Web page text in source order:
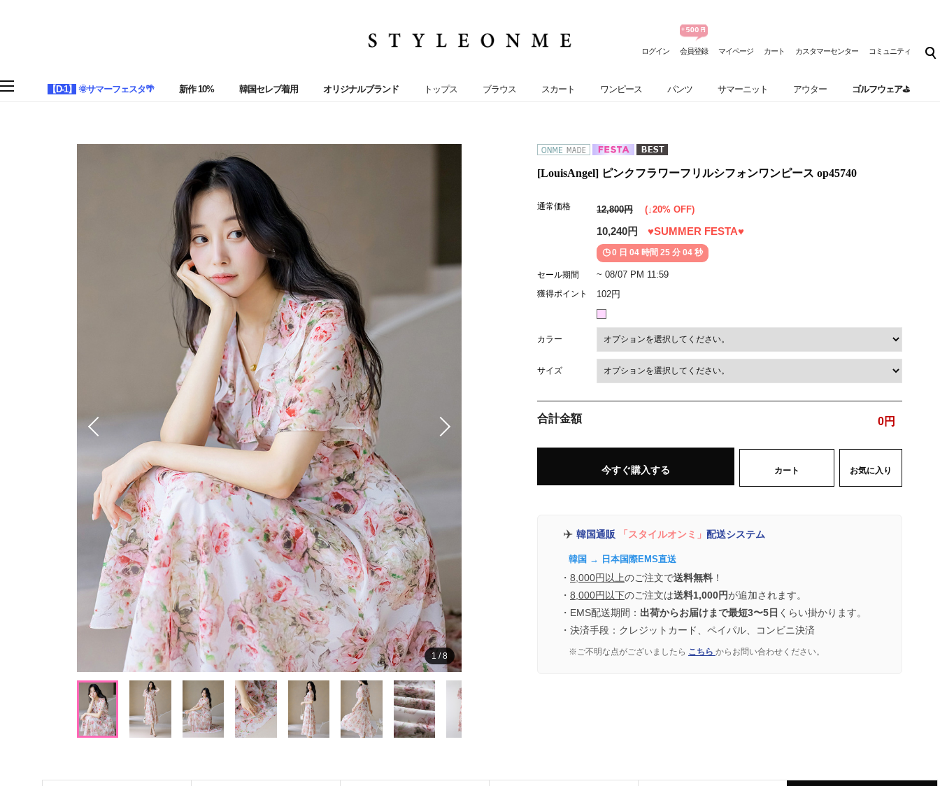
ログイン 会員登録 マイページ カート カスタマーセンター コミュニティ
【D-1】 🌞サマーフェスタ🌴 新作 10% 韓国セレブ着用 オリジナルブランド トップス ブラウス スカート ワンピース パンツ サマーニット アウター ゴルフウェア⛳
1 /8
[LouisAngel] ピンクフラワーフリルシフォンワンピース op45740
通常価格 12,800円 (↓20% OFF)
10,240円 ♥SUMMER FESTA♥
0 日 04 時間 25 分 02 秒
セール期間 ~ 08/07 PM 11:59
獲得ポイント 102円
カラー
サイズ
合計金額 0円
今すぐ購入する カート お気に入り
✈️ 韓国通販 「スタイルオンミ」 配送システム
韓国 → 日本国際EMS直送
・ 8,000円以上のご注文で送料無料 ！
・ 8,000円以下のご注文は送料1,000円が追加されます。
・EMS配送期間： 出荷からお届けまで最短3〜5日 くらい掛かります。
・決済手段：クレジットカード、ペイパル、コンビニ決済
※ご不明な点がございましたら こちら からお問い合わせください。